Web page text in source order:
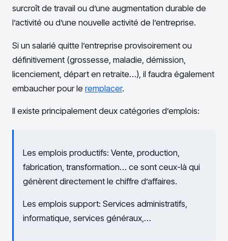
surcroît de travail ou d’une augmentation durable de
l’activité ou d’une nouvelle activité de l’entreprise.
Si un salarié quitte l’entreprise provisoirement ou
définitivement (grossesse, maladie, démission,
licenciement, départ en retraite…), il faudra également
embaucher pour le remplacer.
Il existe principalement deux catégories d’emplois:
Les emplois productifs: Vente, production,
fabrication, transformation… ce sont ceux-là qui
génèrent directement le chiffre d’affaires.
Les emplois support: Services administratifs,
informatique, services généraux,…